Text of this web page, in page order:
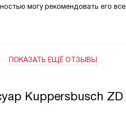
могу рекомендовать его
ПОКАЗАТЬ ЕЩЁ ОТЗЫВЫ
Kuppersbusch ZD